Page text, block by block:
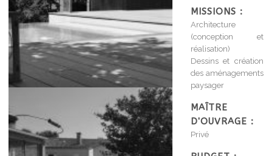
MISSIONS :
Architecture
(conception et
réalisation)
Dessins et création
des aménagements
paysager
MAÎTRE
D'OUVRAGE :
Privé